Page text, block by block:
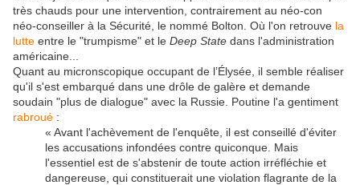
très chauds pour une intervention, contrairement au néo-con
néo-conseiller à la Sécurité, le nommé Bolton. Où l'on retrouve la
lutte entre le "trumpisme" et le Deep State dans l'administration
américaine...
Quant au micronscopique occupant de l’Élysée, il semble réaliser
qu'il s'est embarqué dans une drôle de galère et demande
soudain "plus de dialogue" avec la Russie. Poutine l'a gentiment
rabroué :
« Avant l'achèvement de l'enquête, il est conseillé d'éviter
les accusations infondées contre quiconque. Mais
l'essentiel est de s'abstenir de toute action irréfléchie et
dangereuse, qui constituerait une violation flagrante de la